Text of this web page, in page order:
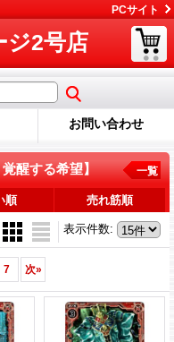
PCサイト
ジ2号店
お問い合わせ
醒する希望】 一覧
順 売れ筋順
表示件数:
7 次»